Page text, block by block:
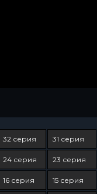
32 серия 31 серия
24 серия 23 серия
16 серия 15 серия